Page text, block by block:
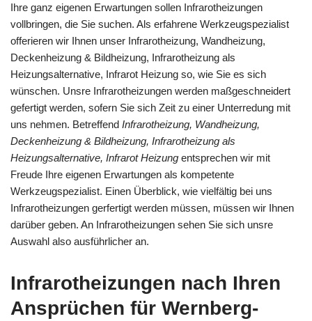
Ihre ganz eigenen Erwartungen sollen Infrarotheizungen
vollbringen, die Sie suchen. Als erfahrene Werkzeugspezialist
offerieren wir Ihnen unser Infrarotheizung, Wandheizung,
Deckenheizung & Bildheizung, Infrarotheizung als
Heizungsalternative, Infrarot Heizung so, wie Sie es sich
wünschen. Unsre Infrarotheizungen werden maßgeschneidert
gefertigt werden, sofern Sie sich Zeit zu einer Unterredung mit
uns nehmen. Betreffend Infrarotheizung, Wandheizung,
Deckenheizung & Bildheizung, Infrarotheizung als
Heizungsalternative, Infrarot Heizung entsprechen wir mit
Freude Ihre eigenen Erwartungen als kompetente
Werkzeugspezialist. Einen Überblick, wie vielfältig bei uns
Infrarotheizungen gerfertigt werden müssen, müssen wir Ihnen
darüber geben. An Infrarotheizungen sehen Sie sich unsre
Auswahl also ausführlicher an.
Infrarotheizungen nach Ihren
Ansprüchen für Wernberg-